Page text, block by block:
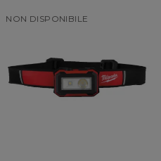
NON DISPONIBILE